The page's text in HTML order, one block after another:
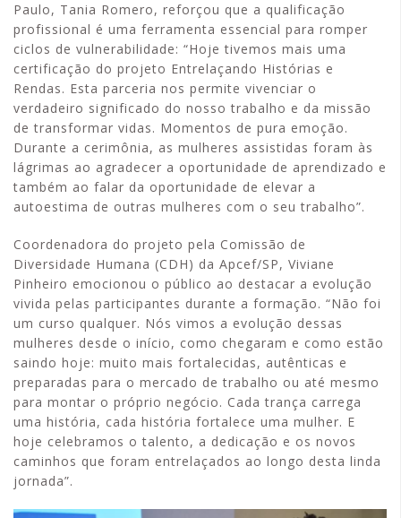
Paulo, Tania Romero, reforçou que a qualificação
profissional é uma ferramenta essencial para romper
ciclos de vulnerabilidade: “Hoje tivemos mais uma
certificação do projeto Entrelaçando Histórias e
Rendas. Esta parceria nos permite vivenciar o
verdadeiro significado do nosso trabalho e da missão
de transformar vidas. Momentos de pura emoção.
Durante a cerimônia, as mulheres assistidas foram às
lágrimas ao agradecer a oportunidade de aprendizado e
também ao falar da oportunidade de elevar a
autoestima de outras mulheres com o seu trabalho”.
Coordenadora do projeto pela Comissão de
Diversidade Humana (CDH) da Apcef/SP, Viviane
Pinheiro emocionou o público ao destacar a evolução
vivida pelas participantes durante a formação. “Não foi
um curso qualquer. Nós vimos a evolução dessas
mulheres desde o início, como chegaram e como estão
saindo hoje: muito mais fortalecidas, autênticas e
preparadas para o mercado de trabalho ou até mesmo
para montar o próprio negócio. Cada trança carrega
uma história, cada história fortalece uma mulher. E
hoje celebramos o talento, a dedicação e os novos
caminhos que foram entrelaçados ao longo desta linda
jornada”.